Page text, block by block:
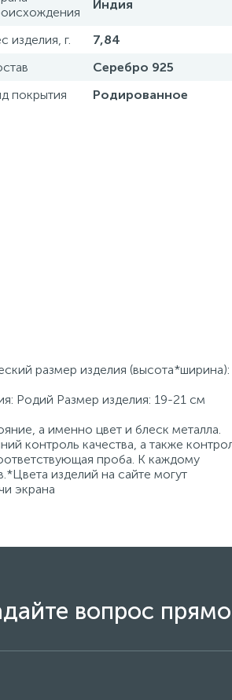
Индия
изделия, г.
7,84
Серебро 925
покрытия
Родированное
размер изделия (высота*ширина):
Родий Размер изделия: 19-21 см
а именно цвет и блеск металла.
контроль качества, а также
проба. К каждому
изделий на сайте могут
экрана
вопрос